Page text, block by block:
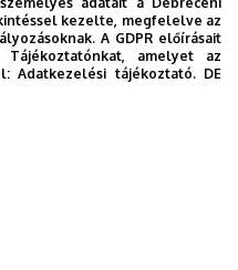
Oldal
2
Oldal
3
Oldal
4
kezelte, megfelelve az
A GDPR előírásait
amelyet az
Adatkezelési tájékoztató. DE